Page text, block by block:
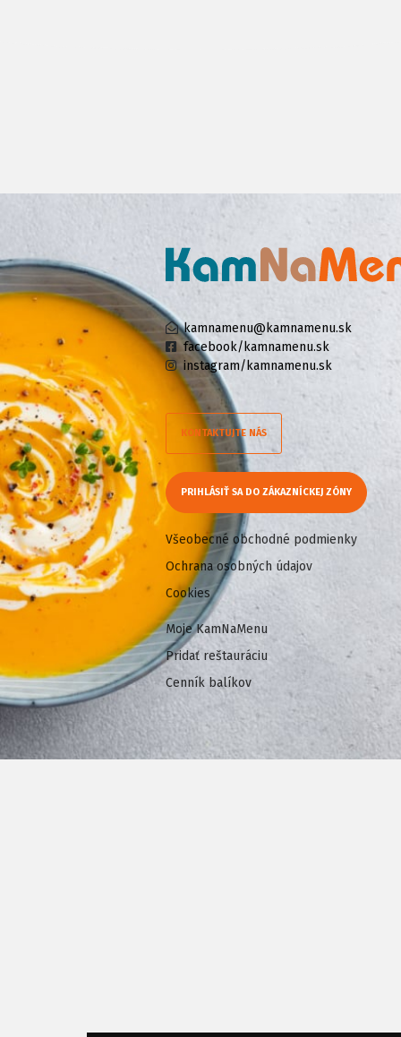
kamnamenu@kamnamenu.sk
facebook/kamnamenu.sk
instagram/kamnamenu.sk
KONTAKTUJTE NÁS
PRIHLÁSIŤ SA DO ZÁKAZNÍCKEJ ZÓNY
Všeobecné obchodné podmienky
Ochrana osobných údajov
Cookies
Moje KamNaMenu
Pridať reštauráciu
Cenník balíkov